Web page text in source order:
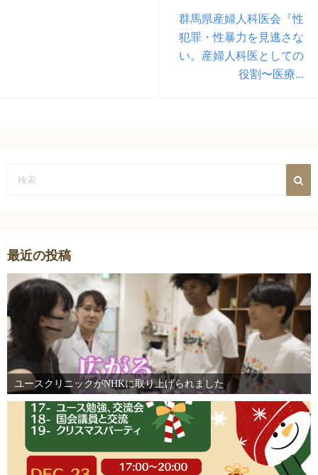
群馬県産婦人科医会『性
犯罪・性暴力を見逃さな
い。産婦人科医としての
役割〜医療...
最近の投稿
ユースクリニックがNHKに取り上げられました